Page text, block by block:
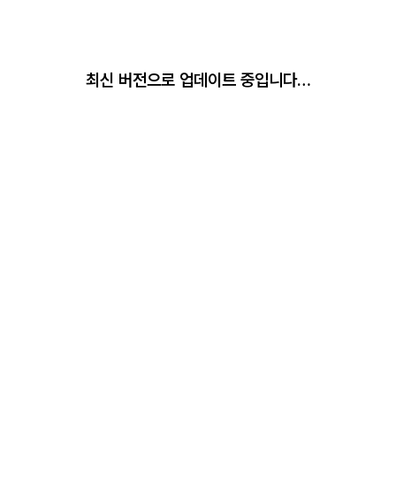
최신 버전으로 업데이트 중입니다…